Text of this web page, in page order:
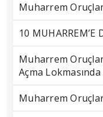
Muharrem
10 MUHARREM’E
Muharrem
Açma
Muharrem